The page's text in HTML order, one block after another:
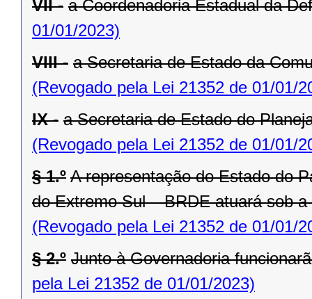
VII - a Coordenadoria Estadual da
01/01/2023)
VIII - a Secretaria de Estado da
(Revogado pela Lei 21352 de 01/01/
IX - a Secretaria de Estado do
(Revogado pela Lei 21352 de 01/01/
§ 1.º A representação do Estado do
do Extremo Sul – BRDE atuará sob
(Revogado pela Lei 21352 de 01/01/
§ 2.º Junto à Governadoria
pela Lei 21352 de 01/01/2023)